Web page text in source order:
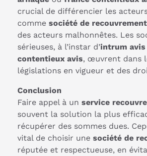
crucial de différencier les
comme société de
des acteurs malhonnêtes. Les
sérieuses, à l’instar d’intrum avis
contentieux avis, œuvrent dans
législations en vigueur et des
Conclusion
Faire appel à un service
souvent la solution la plus
récupérer des sommes dues.
vital de choisir une société de
réputée et respectueuse, en